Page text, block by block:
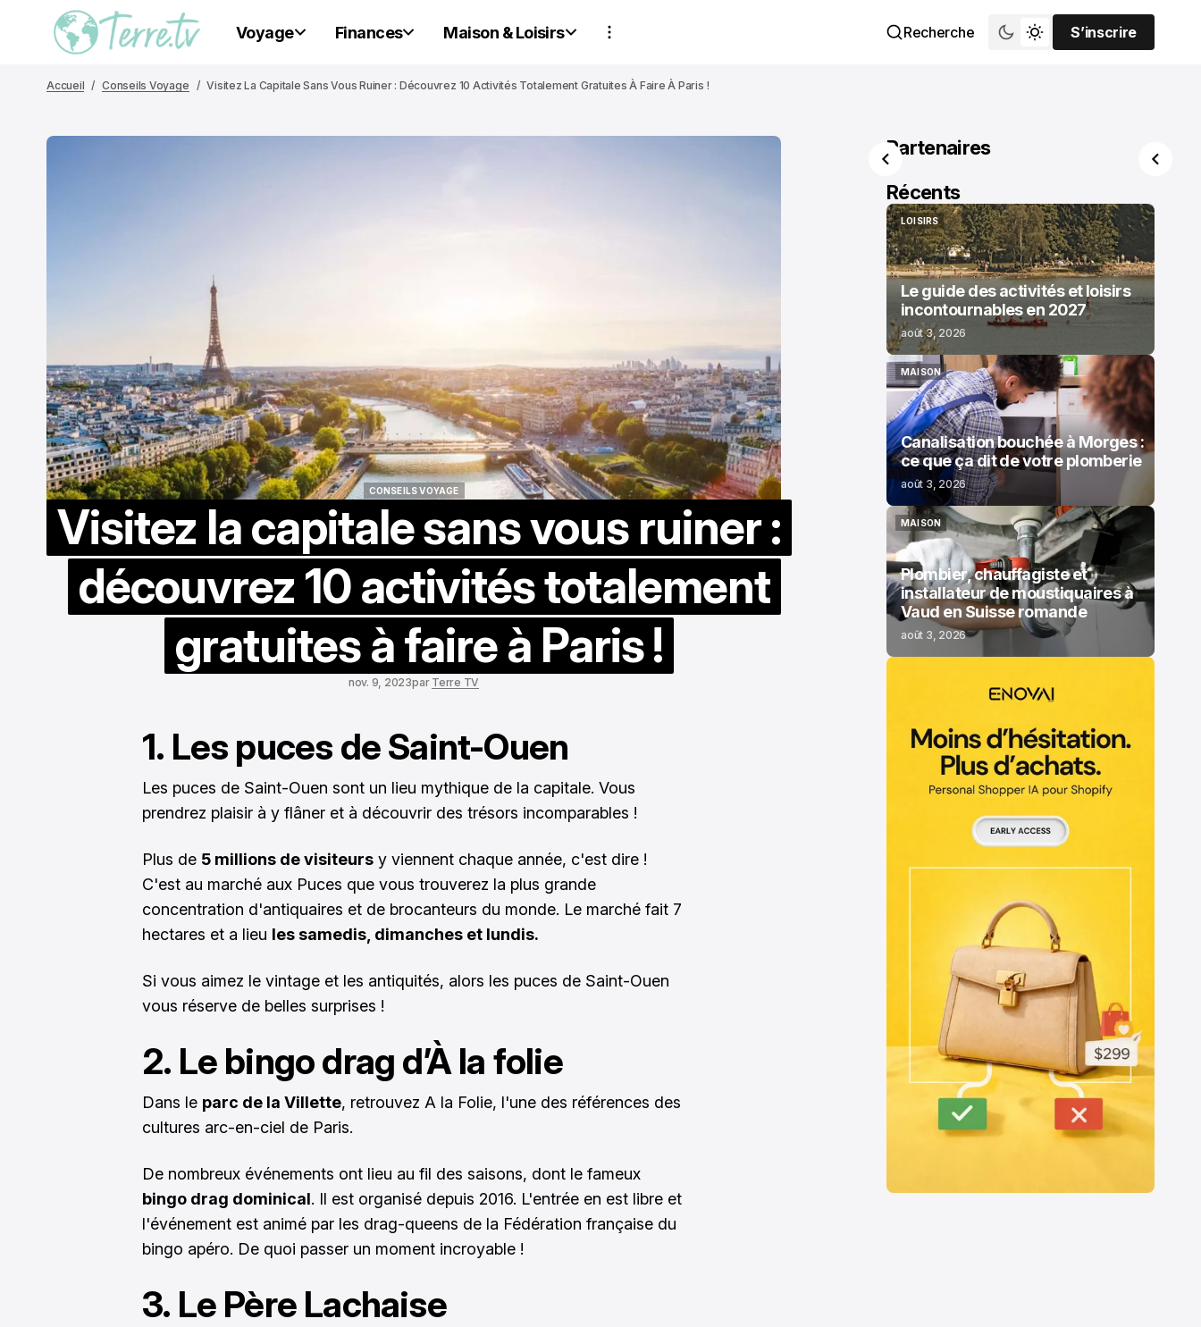
Voyage Finances Maison & Loisirs Recherche
S’inscrire
S’inscrire
Accueil Conseils Voyage Visitez La Capitale Sans Vous Ruiner : Découvrez 10 Activités Totalement Gratuites À Faire À Paris !
CONSEILS VOYAGE
Visitez la capitale sans vous ruiner :
découvrez 10 activités totalement
gratuites à faire à Paris !
nov. 9, 2023par Terre TV
1. Les puces de Saint-Ouen
Les puces de Saint-Ouen sont un lieu mythique de la capitale. Vous
prendrez plaisir à y flâner et à découvrir des trésors incomparables !
Plus de 5 millions de visiteurs y viennent chaque année, c'est dire !
C'est au marché aux Puces que vous trouverez la plus grande
concentration d'antiquaires et de brocanteurs du monde. Le marché fait 7
hectares et a lieu les samedis, dimanches et lundis.
Si vous aimez le vintage et les antiquités, alors les puces de Saint-Ouen
vous réserve de belles surprises !
2. Le bingo drag d’À la folie
Dans le parc de la Villette, retrouvez A la Folie, l'une des références des
cultures arc-en-ciel de Paris.
De nombreux événements ont lieu au fil des saisons, dont le fameux
bingo drag dominical. Il est organisé depuis 2016. L'entrée en est libre et
l'événement est animé par les drag-queens de la Fédération française du
bingo apéro. De quoi passer un moment incroyable !
3. Le Père Lachaise
Partenaires
Récents
LOISIRS
LOISIRS
Le guide des activités et loisirs
incontournables en 2027
août 3, 2026
MAISON
MAISON
Canalisation bouchée à Morges :
ce que ça dit de votre plomberie
août 3, 2026
MAISON
MAISON
Plombier, chauffagiste et
installateur de moustiquaires à
Vaud en Suisse romande
août 3, 2026